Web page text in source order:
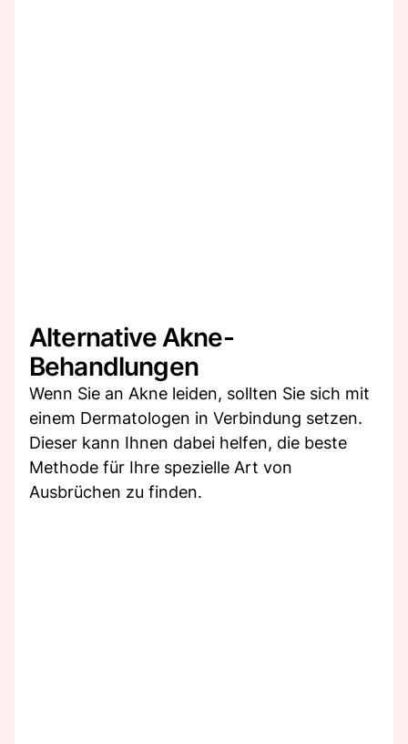
Alternative Akne-
Behandlungen
Wenn Sie an Akne leiden, sollten Sie sich mit
einem Dermatologen in Verbindung setzen.
Dieser kann Ihnen dabei helfen, die beste
Methode für Ihre spezielle Art von
Ausbrüchen zu finden.